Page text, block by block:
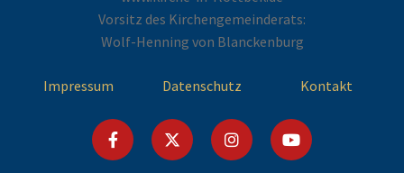
Vorsitz des Kirchengemeinderats:
Wolf-Henning von Blanckenburg
Impressum Datenschutz Kontakt